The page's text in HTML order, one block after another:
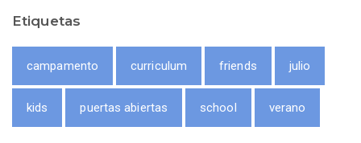
Etiquetas
campamento curriculum friends julio
kids puertas abiertas school verano